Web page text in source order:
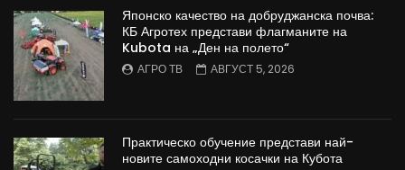
Японско качество на добруджанска почва:
КБ Агротех представи флагманите на
Kubota на „Ден на полето“
АГРО ТВ АВГУСТ 5, 2026
Практическо обучение представи най-
новите самоходни косачки на Кубота